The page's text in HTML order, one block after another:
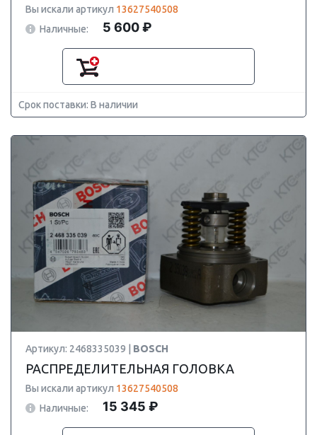
Вы искали артикул 13627540508
Наличные:
5 600 ₽
Срок поставки: В наличии
Артикул: 2468335039 | BOSCH
РАСПРЕДЕЛИТЕЛЬНАЯ ГОЛОВКА
Вы искали артикул 13627540508
Наличные:
15 345 ₽